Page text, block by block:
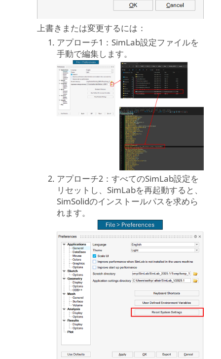
上書きまたは変更するには：
アプローチ1：SimLab設定ファイルを
手動で編集します。
アプローチ2：すべてのSimLab設定を
リセットし、SimLabを再起動すると、
SimSolidのインストールパスを求めら
れます。